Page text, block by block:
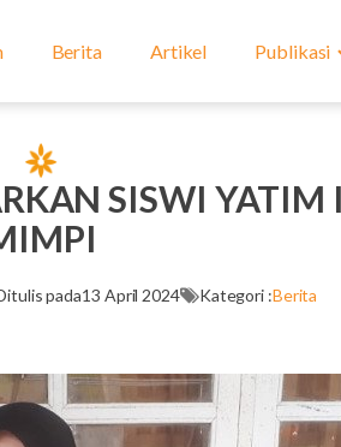
Berita Artikel Publikasi
SISWI YATIM
pada13 April 2024 Kategori :Berita